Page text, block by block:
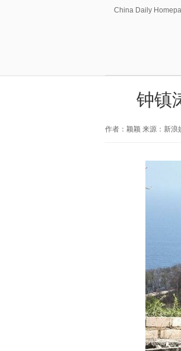
China Daily
钟镇
作者：颖颖 来源：新浪